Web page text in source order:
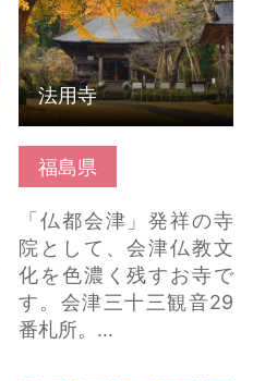
福島県
「仏都会津」発祥の寺
院として、会津仏教文
化を色濃く残すお寺で
す。会津三十三観音29
番札所。…
法用寺